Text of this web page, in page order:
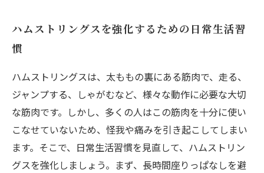
ハムストリングスを強化するための日常生活習
慣
ハムストリングスは、太ももの裏にある筋肉で、走る、
ジャンプする、しゃがむなど、様々な動作に必要な大切
な筋肉です。しかし、多くの人はこの筋肉を十分に使い
こなせていないため、怪我や痛みを引き起こしてしまい
ます。そこで、日常生活習慣を見直して、ハムストリン
グスを強化しましょう。まず、長時間座りっぱなしを避